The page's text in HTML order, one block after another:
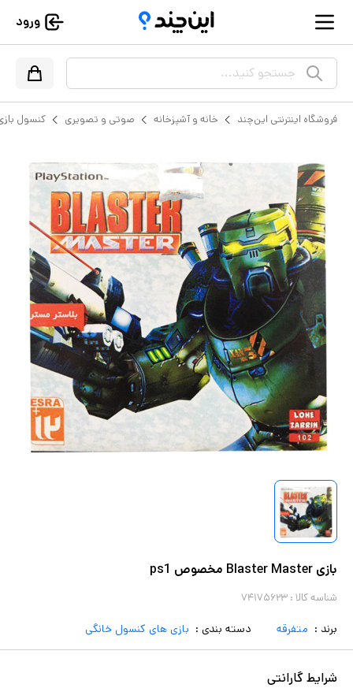
ورود
جستجو کنید...
فروشگاه اینترنتی این‌چند خانه و آشپزخانه صوتی و تصویری کنسول
بازی Blaster Master مخصوص ps1
شناسه کالا : ۷۴۱۷۵۶۲۳
برند : متفرقه دسته بندی : بازی های کنسول خانگی
شرایط گارانتی